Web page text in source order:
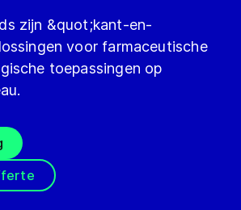
zijn &quot;kant-en-
voor farmaceutische
toepassingen op